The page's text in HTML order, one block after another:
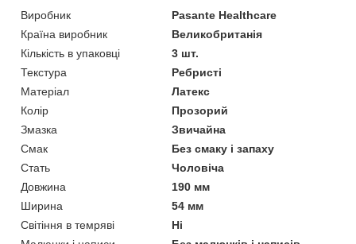
Виробник
Pasante Healthcare
Країна виробник
Великобританія
Кількість в упаковці
3 шт.
Текстура
Ребристі
Матеріал
Латекс
Колір
Прозорий
Змазка
Звичайна
Смак
Без смаку і запаху
Стать
Чоловіча
Довжина
190 мм
Ширина
54 мм
Світіння в темряві
Ні